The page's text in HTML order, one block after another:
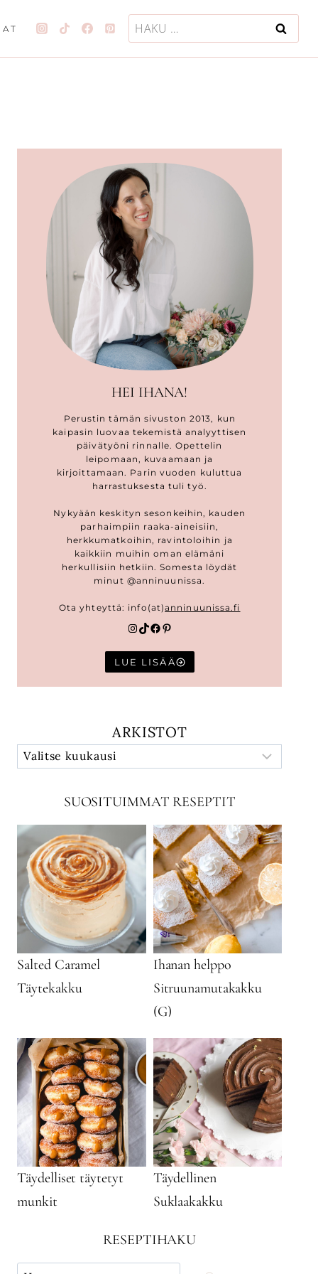
Haku:
HEI IHANA!
Perustin tämän sivuston 2013, kun
kaipasin luovaa tekemistä analyyttisen
päivätyöni rinnalle. Opettelin
leipomaan, kuvaamaan ja
kirjoittamaan. Parin vuoden kuluttua
harrastuksesta tuli työ.
Nykyään keskityn sesonkeihin, kauden
parhaimpiin raaka-aineisiin,
herkkumatkoihin, ravintoloihin ja
kaikkiin muihin oman elämäni
herkullisiin hetkiin. Somesta löydät
minut @anninuunissa.
Ota yhteyttä: info(at)anninuunissa.fi
Instagram
TikTok
Facebook
Pinterest
LUE LISÄÄ
ARKISTOT
SUOSITUIMMAT RESEPTIT
Salted Caramel
Täytekakku
Ihanan helppo
Sitruunamutakakku
(G)
Täydelliset täytetyt
munkit
Täydellinen
Suklaakakku
RESEPTIHAKU
Käytä